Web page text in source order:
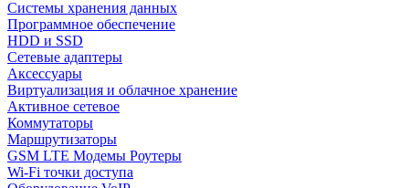
Системы хранения данных
Программное обеспечение
HDD и SSD
Сетевые адаптеры
Аксессуары
Виртуализация и облачное хранение
Активное сетевое
Коммутаторы
Маршрутизаторы
GSM LTE Модемы Роутеры
Wi-Fi точки доступа